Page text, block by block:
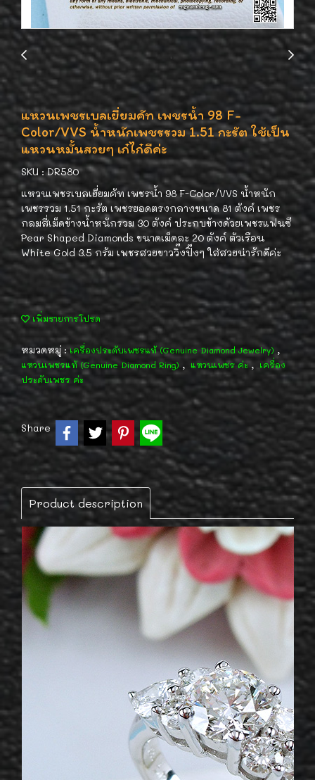
แหวนเพชรเบลเยี่ยมคัท เพชรน้ำ 98 F-
Color/VVS น้ำหนักเพชรรวม 1.51 กะรัต ใช้เป็น
แหวนหมั้นสวยๆ เก๋ไก๋ดีค่ะ
SKU : DR580
แหวนเพชรเบลเยี่ยมคัท เพชรน้ำ 98 F-Color/VVS น้ำหนัก
เพชรรวม 1.51 กะรัต เพชรยอดตรงกลางขนาด 81 ตังค์ เพชร
กลมสี่เม็ดข้างน้ำหนักรวม 30 ตังค์ ประกบข้างด้วยเพชรแฟนซี
Pear Shaped Diamonds ขนาดเม็ดละ 20 ตังค์ ตัวเรือน
White Gold 3.5 กรัม เพชรสวยขาววิ๊งปิ๊งๆ ใส่สวยน่ารักดีค่ะ
เพิ่มรายการโปรด
หมวดหมู่ :เครื่องประดับเพชรแท้ (Genuine Diamond Jewelry) ,
แหวนเพชรแท้ (Genuine Diamond Ring) , แหวนเพชร ค่ะ, เครื่อง
ประดับเพชร ค่ะ
Share
Product description